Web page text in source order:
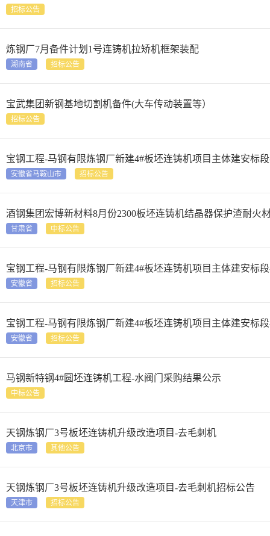
招标公告
炼钢厂7月备件计划1号连铸机拉矫机框架装配
湖南省 招标公告
宝武集团新钢基地切割机备件(大车传动装置等）
招标公告
宝钢工程-马钢有限炼钢厂新建4#板坯连铸机项目主体建安标
安徽省马鞍山市 招标公告
酒钢集团宏博新材料8月份2300板坯连铸机结晶器保护渣耐火
甘肃省 中标公告
宝钢工程-马钢有限炼钢厂新建4#板坯连铸机项目主体建安标
安徽省 招标公告
宝钢工程-马钢有限炼钢厂新建4#板坯连铸机项目主体建安标
安徽省 招标公告
马钢新特钢4#圆坯连铸机工程-水阀门采购结果公示
中标公告
天钢炼钢厂3号板坯连铸机升级改造项目-去毛刺机
北京市 其他公告
天钢炼钢厂3号板坯连铸机升级改造项目-去毛刺机招标公告
天津市 招标公告